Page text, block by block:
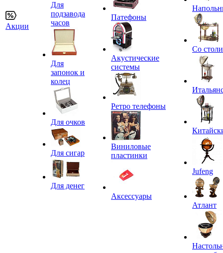
Акции
Для
подзавода
часов
Для
запонок и
колец
Для очков
Для сигар
Для денег
Патефоны
Акустические
системы
Ретро телефоны
Виниловые
пластинки
Аксессуары
Со
Jufeng
Атлант